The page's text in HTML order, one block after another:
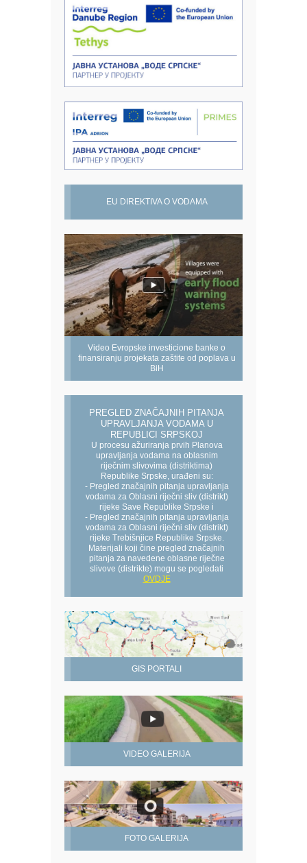
EU DIREKTIVA O VODAMA
Video Evropske investicione banke o
finansiranju projekata zaštite od poplava u
BiH
PREGLED ZNAČAJNIH PITANJA
UPRAVLJANJA VODAMA U
REPUBLICI SRPSKOJ
U procesu ažuriranja prvih Planova
upravljanja vodama na oblasnim
riječnim slivovima (distriktima)
Republike Srpske, urađeni su:
- Pregled značajnih pitanja upravljanja
vodama za Oblasni riječni sliv (distrikt)
rijeke Save Republike Srpske i
- Pregled značajnih pitanja upravljanja
vodama za Oblasni riječni sliv (distrikt)
rijeke Trebišnjice Republike Srpske.
Materijali koji čine pregled značajnih
pitanja za navedene oblasne riječne
slivove (distrikte) mogu se pogledati
OVDJE
GIS PORTALI
VIDEO GALERIJA
FOTO GALERIJA